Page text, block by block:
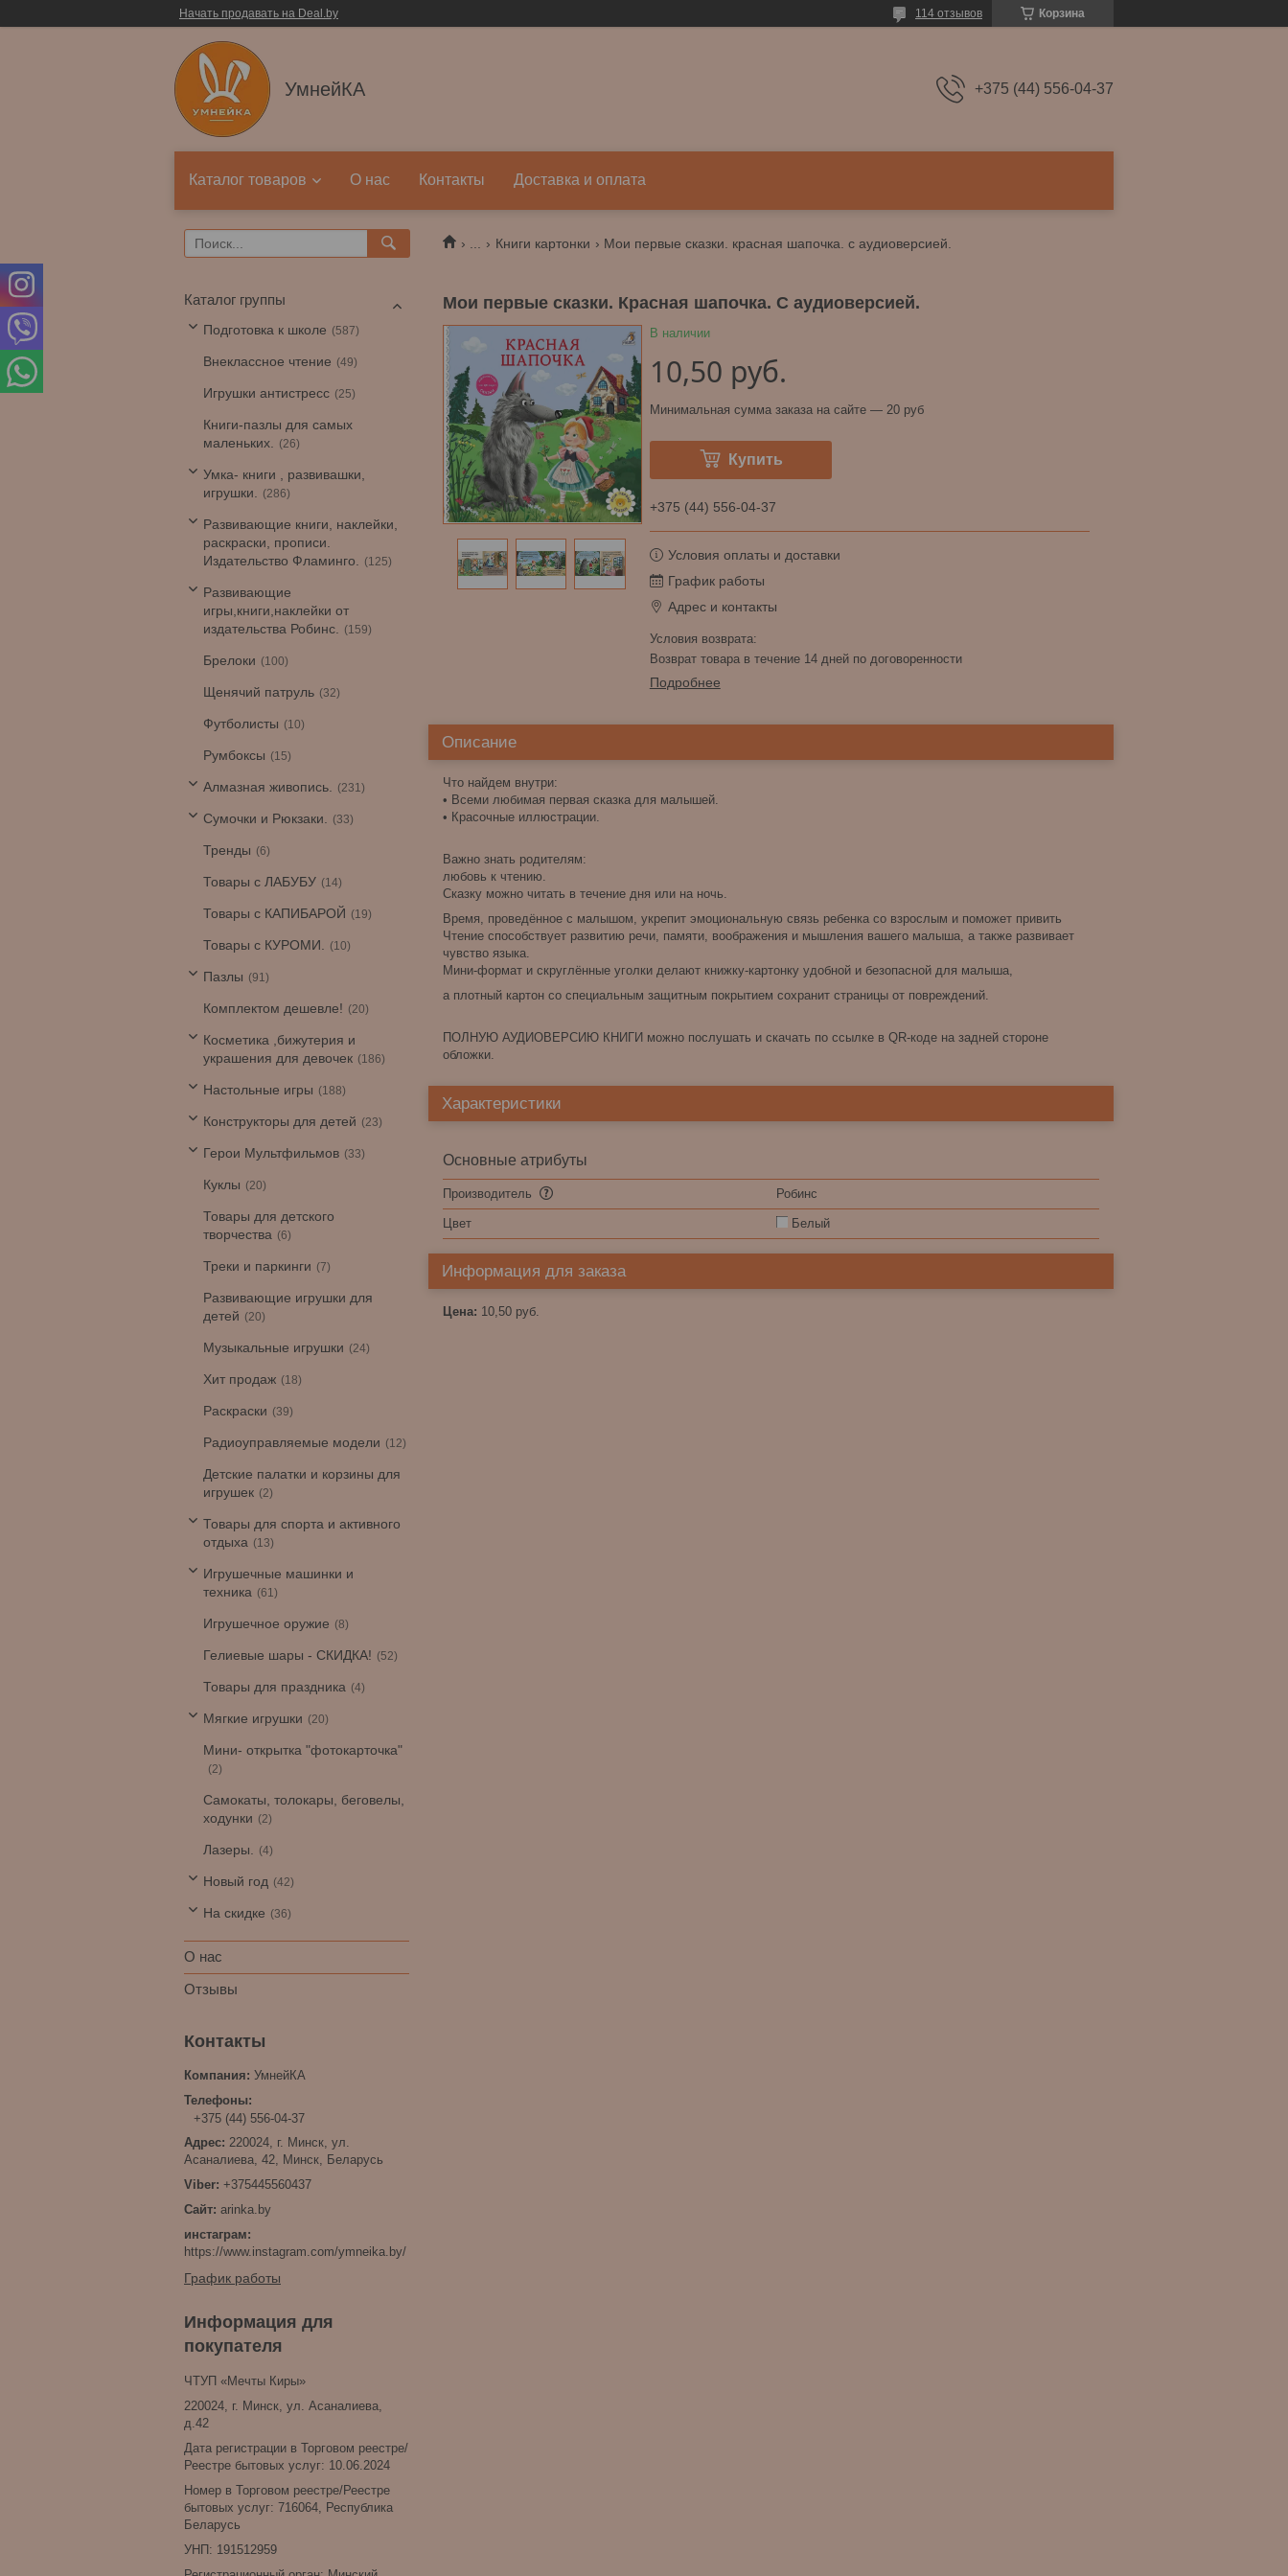
Начать продавать на Deal.by Корзина
114 отзывов
УмнейКА +375 (44) 556-04-37
Каталог товаров О нас Контакты Доставка и оплата
Книги картонки Мои первые сказки. красная шапочка. с аудиоверсией.
Мои первые сказки. Красная шапочка. С аудиоверсией.
В наличии
10,50 руб.
Минимальная сумма заказа на сайте — 20 руб
Купить
+375 (44) 556-04-37
Условия оплаты и доставки
График работы
Адрес и контакты
возврат товара в течение 14 дней по договоренности
Подробнее
Описание
Что найдем внутри:
• Всеми любимая первая сказка для малышей.
• Красочные иллюстрации.
Важно знать родителям:
любовь к чтению.
Сказку можно читать в течение дня или на ночь.
Время, проведённое с малышом, укрепит эмоциональную связь ребенка со взрослым и поможет привить
Чтение способствует развитию речи, памяти, воображения и мышления вашего малыша, а также развивает
чувство языка.
Мини-формат и скруглённые уголки делают книжку-картонку удобной и безопасной для малыша,
а плотный картон со специальным защитным покрытием сохранит страницы от повреждений.
ПОЛНУЮ АУДИОВЕРСИЮ КНИГИ можно послушать и скачать по ссылке в QR-коде на задней стороне
обложки.
Характеристики
Основные атрибуты
Производитель Робинс
Цвет Белый
Информация для заказа
Цена: 10,50 руб.
Каталог группы
Подготовка к школе 587
Внеклассное чтение 49
Игрушки антистресс 25
Книги-пазлы для самых
маленьких.
26
Умка- книги , развивашки,
игрушки.
286
Развивающие книги, наклейки,
раскраски, прописи.
Издательство Фламинго.
125
Развивающие
игры,книги,наклейки от
издательства Робинс.
159
Брелоки 100
Щенячий патруль 32
Футболисты 10
Румбоксы 15
Алмазная живопись. 231
Сумочки и Рюкзаки. 33
Тренды 6
Товары с ЛАБУБУ 14
Товары с КАПИБАРОЙ 19
Товары с КУРОМИ. 10
Пазлы 91
Комплектом дешевле! 20
Косметика ,бижутерия и
украшения для девочек
186
Настольные игры 188
Конструкторы для детей 23
Герои Мультфильмов 33
Куклы 20
Товары для детского
творчества
6
Треки и паркинги 7
Развивающие игрушки для
детей
20
Музыкальные игрушки 24
Хит продаж 18
Раскраски 39
Радиоуправляемые модели 12
Детские палатки и корзины для
игрушек
2
Товары для спорта и активного
отдыха
13
Игрушечные машинки и
техника
61
Игрушечное оружие 8
Гелиевые шары - СКИДКА! 52
Товары для праздника 4
Мягкие игрушки 20
Мини- открытка "фотокарточка"
2
Самокаты, толокары, беговелы,
ходунки
2
Лазеры. 4
Новый год 42
На скидке 36
О нас
Отзывы
УмнейКА
+375 (44) 556-04-37
220024, г. Минск, ул.
Асаналиева, 42, Минск, Беларусь
+375445560437
arinka.by
инстаграм
https://www.instagram.com/ymneika.by/
График работы
Информация для
покупателя
ЧТУП «Мечты Киры»
220024, г. Минск, ул. Асаналиева,
д.42
Дата регистрации в Торговом реестре/
Реестре бытовых услуг: 10.06.2024
Номер в Торговом реестре/Реестре
бытовых услуг: 716064, Республика
Беларусь
УНП: 191512959